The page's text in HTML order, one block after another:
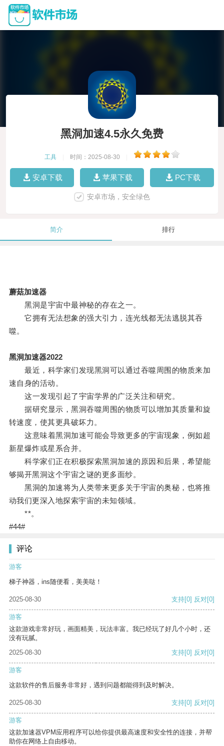
黑洞加速4.5永久免费
工具 时间：2025-08-30
安卓下载 苹果下载 PC下载
安卓市场，安全绿色
简介 排行
蘑菇加速器
黑洞是宇宙中最神秘的存在之一。
它拥有无法想象的强大引力，连光线都无法逃脱其吞
噬。
黑洞加速器2022
最近，科学家们发现黑洞可以通过吞噬周围的物质来加
速自身的活动。
这一发现引起了宇宙学界的广泛关注和研究。
据研究显示，黑洞吞噬周围的物质可以增加其质量和旋
转速度，使其更具破坏力。
这意味着黑洞加速可能会导致更多的宇宙现象，例如超
新星爆炸或星系合并。
科学家们正在积极探索黑洞加速的原因和后果，希望能
够揭开黑洞这个宇宙之谜的更多面纱。
黑洞的加速将为人类带来更多关于宇宙的奥秘，也将推
动我们更深入地探索宇宙的未知领域。
**。
#44#
评论
游客
梯子神器，ins随便看，美美哒！
2025-08-30 支持[0] 反对[0]
游客
这款游戏非常好玩，画面精美，玩法丰富。我已经玩了好几个小时，还
没有玩腻。
2025-08-30
支持[0] 反对[0]
游客
这款软件的售后服务非常好，遇到问题都能得到及时解决。
2025-08-30 支持[0] 反对[0]
游客
这款加速器VPM应用程序可以给你提供最高速度和安全性的连接，并帮
助你在网络上自由移动。